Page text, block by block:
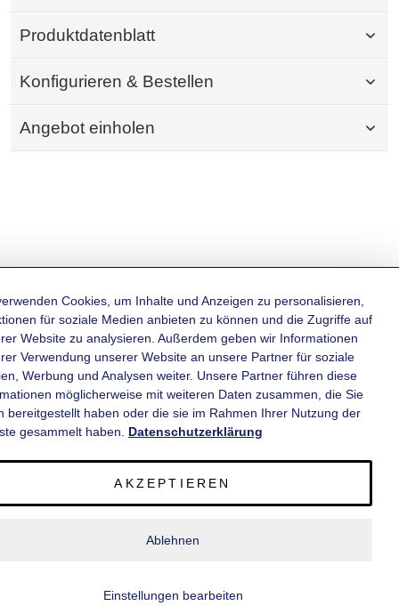
Produktdatenblatt
Konfigurieren & Bestellen
Angebot einholen
KATEGORIEN
INFORMATIONEN
© 2020 wm meyer® Fahrzeugbau AG. Alle Rechte vorbehalten.
Cookies, um Inhalte und Anzeigen zu personalisieren,
für soziale Medien anbieten zu können und die Zugriffe auf
Website zu analysieren. Außerdem geben wir Informationen
Verwendung unserer Website an unsere Partner für soziale
Werbung und Analysen weiter. Unsere Partner führen diese
möglicherweise mit weiteren Daten zusammen, die Sie
bereitgestellt haben oder die sie im Rahmen Ihrer Nutzung der
gesammelt haben. Datenschutzerklärung
AKZEPTIEREN
Ablehnen
Einstellungen bearbeiten